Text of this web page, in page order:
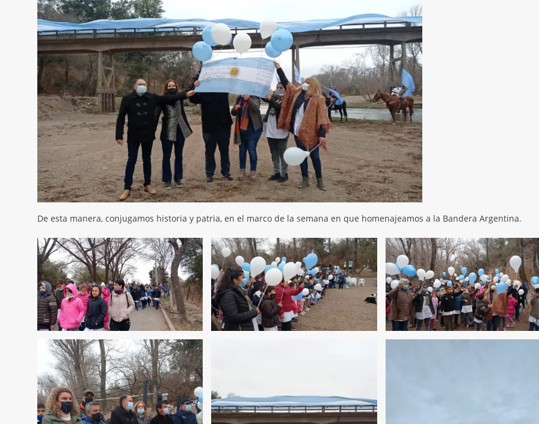
De esta manera, conjugamos historia y patria, en el marco de la semana en que homenajeamos a la Bandera Argentina.